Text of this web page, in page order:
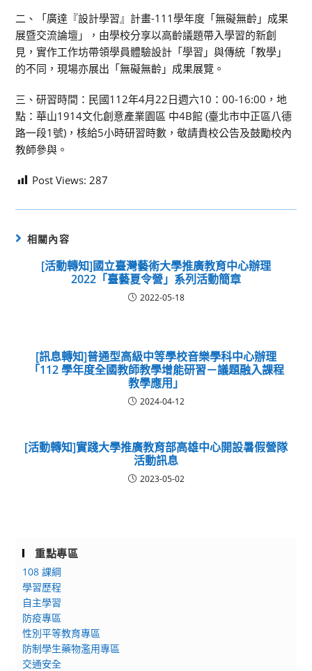
二、「廣達『設計學習』計畫-111學年度「無礙無齡」成果
展暨交流論壇」，由學校分享以高齡議題帶入學習的新創
見，實作工作坊帶領學員體驗設計「學習」與傳統「教學」
的不同，現場亦展出「無礙無齡」成果展覽。
三、研習時間：民國112年4月22日週六10：00-16:00，地
點：華山1914文化創意產業園區 中4B館 (臺北市中正區八德
路一段1號)，核給5小時研習時數，敬請貴校公告及鼓勵校內
教師參與。
Post Views: 287
相關內容
[活動轉知]國立臺灣藝術大學推廣教育中心辦理
2022「臺藝夏令營」系列活動簡章
2022-05-18
[訊息轉知]普通型高級中等學校音樂學科中心辦理
「112 學年度全國教師教學增能研習－議題融入課程
教學應用」
2024-04-12
[活動轉知]實踐大學推廣教育部高雄中心開設暑假營隊
活動訊息
2023-05-02
重點專區
108 課綱
學習歷程
自主學習
防疫專區
性別平等教育專區
防制學生藥物濫用專區
交通安全